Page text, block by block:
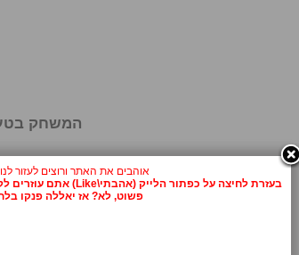
המשחק
אוהבים את האתר ורוצים לעזור
בעזרת לחיצה על כפתור הלייק (אהבתי\Like) אתם עוזרים לקדם את האתר ולעזור לו להתפרסם.
פשוט, לא? אז יאללה פנקו